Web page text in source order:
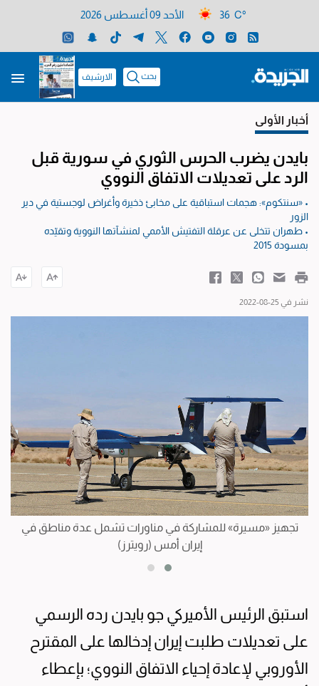
36 C° الأحد 09 أغسطس 2026
بحث الارشيف
أخبار الأولى
بايدن يضرب الحرس الثوري في سورية قبل
الرد على تعديلات الاتفاق النووي
• «سنتكوم»: هجمات استباقية على مخابئ ذخيرة وأغراض لوجستية في دير
الزور
• طهران تتخلى عن عرقلة التفتيش الأممي لمنشآتها النووية وتقيّده
بمسودة 2015
نشر في 25-08-2022
تجهيز «مسيرة» للمشاركة في مناورات تشمل عدة مناطق في
إيران أمس (رويترز)
استبق الرئيس الأميركي جو بايدن رده الرسمي
على تعديلات طلبت إيران إدخالها على المقترح
الأوروبي لإعادة إحياء الاتفاق النووي؛ بإعطاء